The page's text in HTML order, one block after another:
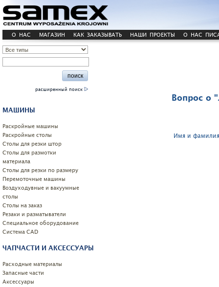
О НАС МАГАЗИН КАК ЗАКАЗЫВАТЬ НАШИ ПРОЕКТЫ О НАС
расширенный поиск
МАШИНЫ
Pаскройные машины
Раскройные столы
Cтолы для резки штор
Столы для размотки
материала
Столы для резки по размеру
Перемоточные машины
Воздуходувные и вакуумные
столы
Столы на заказ
Резаки и разматыватели
Специальное оборудование
Системa CAD
ЧАПЧАСТИ И АКСЕССУАРЫ
Расходные материалы
Запасные части
Аксессуары
Вопрос
Имя и